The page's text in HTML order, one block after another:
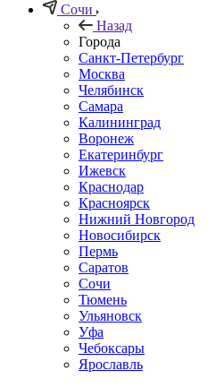
Сочи
Назад
Города
Санкт-Петербург
Москва
Челябинск
Самара
Калининград
Воронеж
Екатеринбург
Ижевск
Краснодар
Красноярск
Нижний Новгород
Новосибирск
Пермь
Саратов
Сочи
Тюмень
Ульяновск
Уфа
Чебоксары
Ярославль